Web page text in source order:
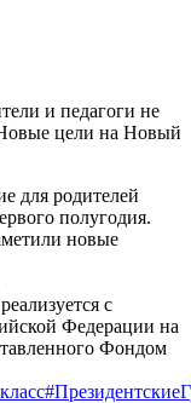
и педагоги не
цели на Новый
для родителей
полугодия.
новые
с
Федерации на
Фондом